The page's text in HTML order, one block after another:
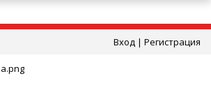
Вход | Регистрация